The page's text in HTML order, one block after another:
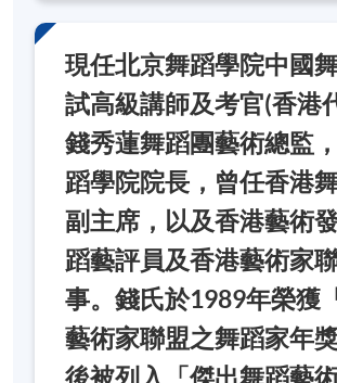
現任北京舞蹈學院中國
試高級講師及考官(香港
錢秀蓮舞蹈團藝術總監
蹈學院院長，曾任香港
副主席，以及香港藝術
蹈藝評員及香港藝術家
事。錢氏於1989年榮獲
藝術家聯盟之舞蹈家年